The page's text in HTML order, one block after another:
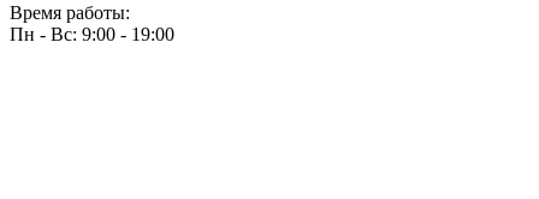
Время работы:
Пн - Вс: 9:00 - 19:00